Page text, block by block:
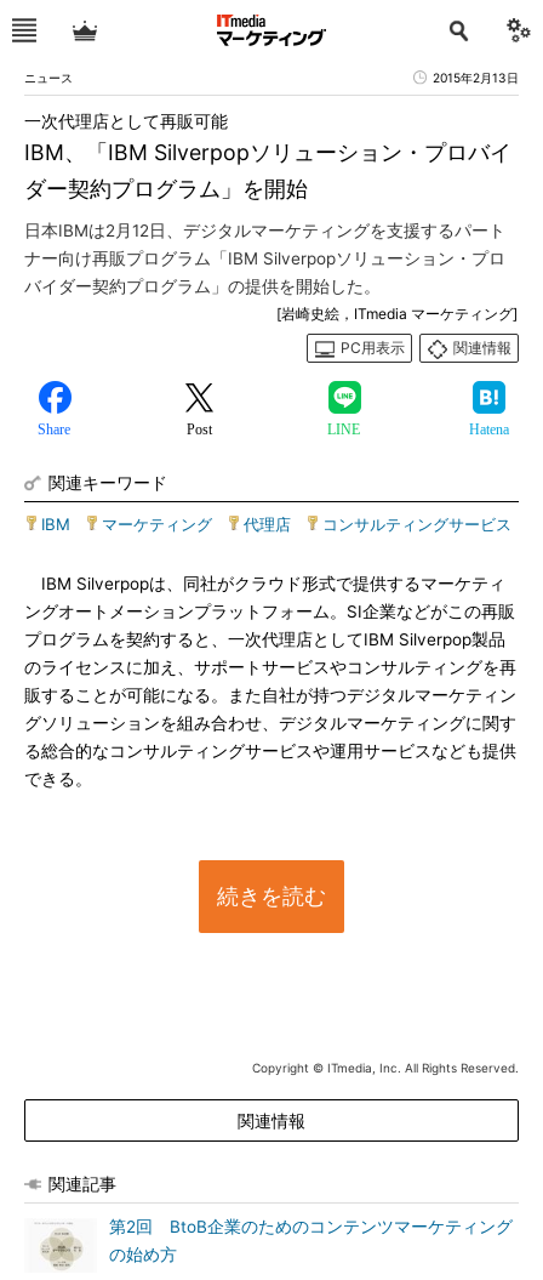
ニュース 2015年2月13日
IBM、「IBM Silverpopソリューション・プロバイ
ダー契約プログラム」を開始
一次代理店として再販可能
日本IBMは2月12日、デジタルマーケティングを支援するパート
ナー向け再販プログラム「IBM Silverpopソリューション・プロ
バイダー契約プログラム」の提供を開始した。
[岩崎史絵，ITmedia マーケティング]
PC用表示
関連情報
Share Post LINE Hatena
関連キーワード
IBM マーケティング 代理店 コンサルティングサービス
IBM Silverpopは、同社がクラウド形式で提供するマーケティ
ングオートメーションプラットフォーム。SI企業などがこの再販
プログラムを契約すると、一次代理店としてIBM Silverpop製品
のライセンスに加え、サポートサービスやコンサルティングを再
販することが可能になる。また自社が持つデジタルマーケティン
グソリューションを組み合わせ、デジタルマーケティングに関す
る総合的なコンサルティングサービスや運用サービスなども提供
できる。
続きを読む
Copyright © ITmedia, Inc. All Rights Reserved.
関連情報
関連記事
第2回 BtoB企業のためのコンテンツマーケティング
の始め方